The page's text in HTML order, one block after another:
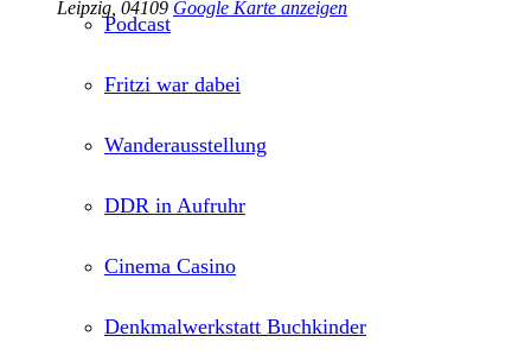
Podcast
Fritzi war dabei
Wanderausstellung
DDR in Aufruhr
Cinema Casino
Denkmalwerkstatt Buchkinder
Leipzig 04109 Google Karte anzeigen